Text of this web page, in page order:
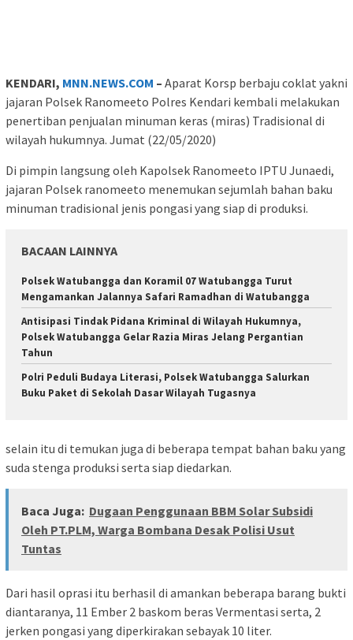
KENDARI, MNN.NEWS.COM – Aparat Korsp berbaju coklat yakni
jajaran Polsek Ranomeeto Polres Kendari kembali melakukan
penertiban penjualan minuman keras (miras) Tradisional di
wilayah hukumnya. Jumat (22/05/2020)
Di pimpin langsung oleh Kapolsek Ranomeeto IPTU Junaedi,
jajaran Polsek ranomeeto menemukan sejumlah bahan baku
minuman tradisional jenis pongasi yang siap di produksi.
BACAAN LAINNYA
Polsek Watubangga dan Koramil 07 Watubangga Turut
Mengamankan Jalannya Safari Ramadhan di Watubangga
Antisipasi Tindak Pidana Kriminal di Wilayah Hukumnya,
Polsek Watubangga Gelar Razia Miras Jelang Pergantian
Tahun
Polri Peduli Budaya Literasi, Polsek Watubangga Salurkan
Buku Paket di Sekolah Dasar Wilayah Tugasnya
selain itu di temukan juga di beberapa tempat bahan baku yang
suda stenga produksi serta siap diedarkan.
Baca Juga: Dugaan Penggunaan BBM Solar Subsidi
Oleh PT.PLM, Warga Bombana Desak Polisi Usut
Tuntas
Dari hasil oprasi itu berhasil di amankan beberapa barang bukti
diantaranya, 11 Ember 2 baskom beras Vermentasi serta, 2
jerken pongasi yang diperkirakan sebayak 10 liter.